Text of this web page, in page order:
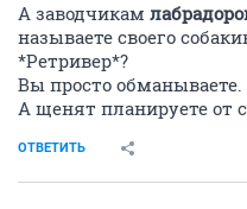
А заводчикам
называете своего
*Ретривер*?
Вы просто обманываете.
А щенят планируете от
ОТВЕТИТЬ